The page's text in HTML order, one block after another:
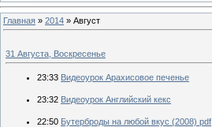
Главная » 2014 » Август
31 Августа, Воскресенье
23:33 Видеоурок Арахисовое печенье
23:32 Видеоурок Английский кекс
22:50 Бутерброды на любой вкус (2008) pdf